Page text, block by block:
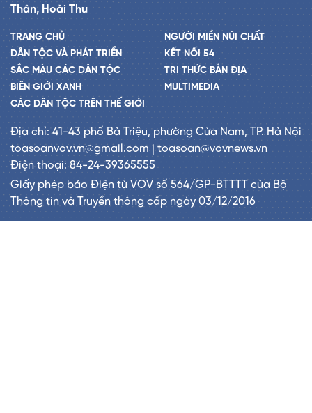
Thân, Hoài Thu
TRANG CHỦ
DÂN TỘC VÀ PHÁT TRIỂN
SẮC MÀU CÁC DÂN TỘC
BIÊN GIỚI XANH
CÁC DÂN TỘC TRÊN THẾ GIỚI
NGƯỜI MIỀN NÚI CHẤT
KẾT NỐI 54
TRI THỨC BẢN ĐỊA
MULTIMEDIA
Địa chỉ: 41-43 phố Bà Triệu, phường Cửa Nam, TP. Hà Nội
toasoanvov.vn@gmail.com | toasoan@vovnews.vn
Điện thoại: 84-24-39365555
Giấy phép báo Điện tử VOV số 564/GP-BTTTT của Bộ
Thông tin và Truyền thông cấp ngày 03/12/2016